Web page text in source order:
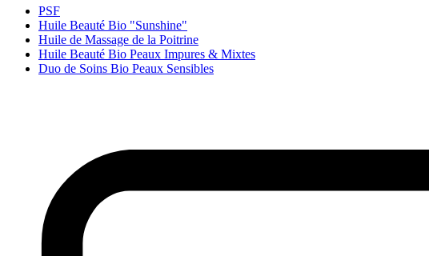
PSF
Huile Beauté Bio "Sunshine"
Huile de Massage de la Poitrine
Huile Beauté Bio Peaux Impures & Mixtes
Duo de Soins Bio Peaux Sensibles